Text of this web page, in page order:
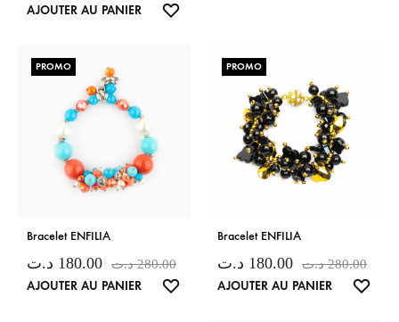
AJOUTER AU PANIER
PROMO
Bracelet ENFILIA
180.00 د.ت 280.00 د.ت
AJOUTER AU PANIER
PROMO
Bracelet ENFILIA
180.00 د.ت 280.00 د.ت
AJOUTER AU PANIER